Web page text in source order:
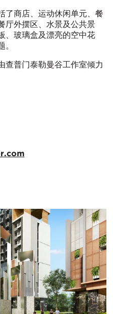
了商店、运动休闲单元、餐
厅外摆区、水景及公共景
、玻璃盒及漂亮的空中花
查普门泰勒曼谷工作室倾力